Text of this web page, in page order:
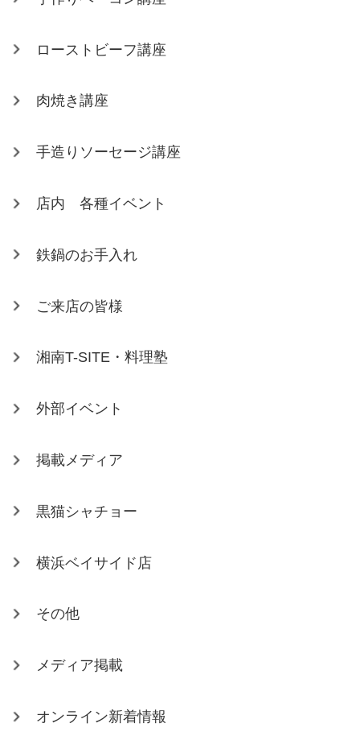
ローストビーフ講座
肉焼き講座
手造りソーセージ講座
店内 各種イベント
鉄鍋のお手入れ
ご来店の皆様
湘南T-SITE・料理塾
外部イベント
掲載メディア
黒猫シャチョー
横浜ベイサイド店
その他
メディア掲載
オンライン新着情報